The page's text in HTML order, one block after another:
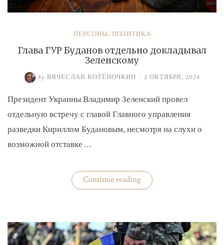
ПЕРСОНЫ, ПОЛИТИКА
Глава ГУР Буданов отдельно докладывал
Зеленскому
by ВЯЧЕСЛАВ КОТЁНОЧКИН / 2 ОКТЯБРЯ, 2024
Президент Украины Владимир Зеленский провел
отдельную встречу с главой Главного управления
разведки Кириллом Будановым, несмотря на слухи о
возможной отставке …
Continue reading«Глава
ГУР
Зеленскому»